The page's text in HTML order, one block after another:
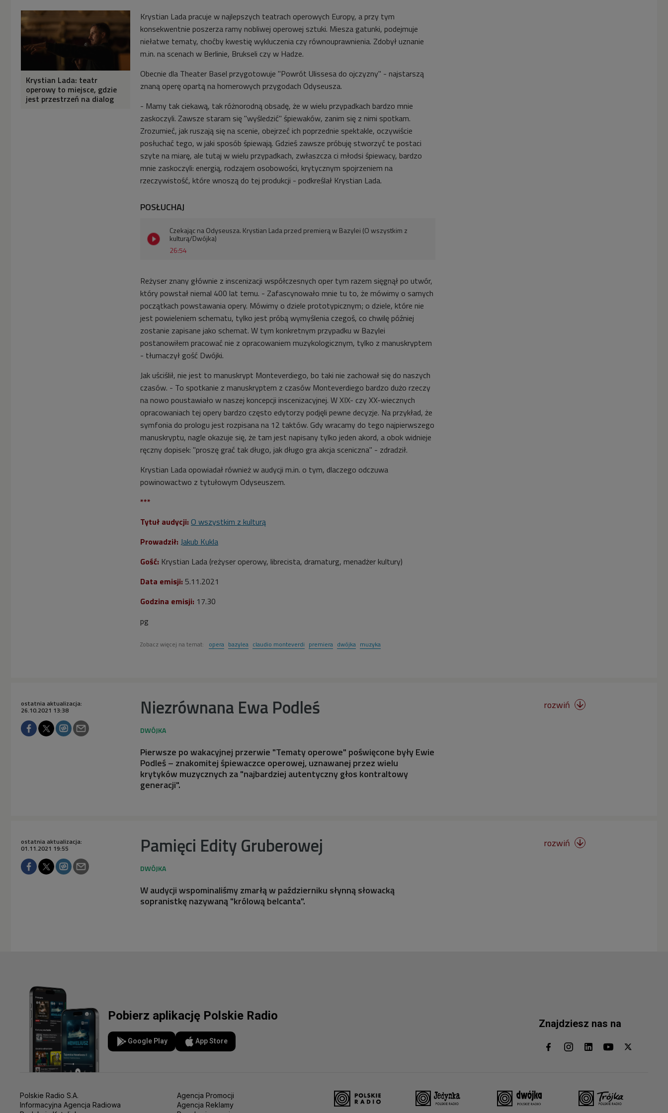
Krystian Lada: teatr
operowy to miejsce, gdzie
jest przestrzeń na dialog
Krystian Lada pracuje w najlepszych teatrach operowych Europy, a przy tym
konsekwentnie poszerza ramy nobliwej operowej sztuki. Miesza gatunki, podejmuje
niełatwe tematy, choćby kwestię wykluczenia czy równouprawnienia. Zdobył uznanie
m.in. na scenach w Berlinie, Brukseli czy w Hadze.
Obecnie dla Theater Basel przygotowuje "Powrót Ulissesa do ojczyzny" - najstarszą
znaną operę opartą na homerowych przygodach Odyseusza.
- Mamy tak ciekawą, tak różnorodną obsadę, że w wielu przypadkach bardzo mnie
zaskoczyli. Zawsze staram się "wyśledzić" śpiewaków, zanim się z nimi spotkam.
Zrozumieć, jak ruszają się na scenie, obejrzeć ich poprzednie spektakle, oczywiście
posłuchać tego, w jaki sposób śpiewają. Gdzieś zawsze próbuję stworzyć te postaci
szyte na miarę, ale tutaj w wielu przypadkach, zwłaszcza ci młodsi śpiewacy, bardzo
mnie zaskoczyli: energią, rodzajem osobowości, krytycznym spojrzeniem na
rzeczywistość, które wnoszą do tej produkcji - podkreślał Krystian Lada.
POSŁUCHAJ
26:54
Czekając na Odyseusza. Krystian Lada przed premierą w Bazylei (O wszystkim z
kulturą/Dwójka)
Reżyser znany głównie z inscenizacji współczesnych oper tym razem sięgnął po utwór,
który powstał niemal 400 lat temu. - Zafascynowało mnie tu to, że mówimy o samych
początkach powstawania opery. Mówimy o dziele prototypicznym; o dziele, które nie
jest powieleniem schematu, tylko jest próbą wymyślenia czegoś, co chwilę później
zostanie zapisane jako schemat. W tym konkretnym przypadku w Bazylei
postanowiłem pracować nie z opracowaniem muzykologicznym, tylko z manuskryptem
- tłumaczył gość Dwójki.
Jak uściślił, nie jest to manuskrypt Monteverdiego, bo taki nie zachował się do naszych
czasów. - To spotkanie z manuskryptem z czasów Monteverdiego bardzo dużo rzeczy
na nowo poustawiało w naszej koncepcji inscenizacyjnej. W XIX- czy XX-wiecznych
opracowaniach tej opery bardzo często edytorzy podjęli pewne decyzje. Na przykład, że
symfonia do prologu jest rozpisana na 12 taktów. Gdy wracamy do tego najpierwszego
manuskryptu, nagle okazuje się, że tam jest napisany tylko jeden akord, a obok widnieje
ręczny dopisek: "proszę grać tak długo, jak długo gra akcja sceniczna" - zdradził.
Krystian Lada opowiadał również w audycji m.in. o tym, dlaczego odczuwa
powinowactwo z tytułowym Odyseuszem.
***
Tytuł audycji: O wszystkim z kulturą
Prowadził: Jakub Kukla
Gość: Krystian Lada (reżyser operowy, librecista, dramaturg, menadżer kultury)
Data emisji: 5.11.2021
Godzina emisji: 17.30
pg
Zobacz więcej na temat: opera bazylea claudio monteverdi premiera dwójka muzyka
Niezrównana Ewa Podleś
ostatnia aktualizacja:
26.10.2021 13:38
Pierwsze po wakacyjnej przerwie "Tematy operowe" poświęcone były Ewie
Podleś – znakomitej śpiewaczce operowej, uznawanej przez wielu
krytyków muzycznych za "najbardziej autentyczny głos kontraltowy
generacji".
rozwiń 
Pamięci Edity Gruberowej
ostatnia aktualizacja:
01.11.2021 19:55
W audycji wspominaliśmy zmarłą w październiku słynną słowacką
sopranistkę nazywaną "królową belcanta".
rozwiń 
Pobierz aplikację Polskie Radio
Google Play App Store
Znajdziesz nas na
Polskie Radio S.A.
Informacyjna Agencja Radiowa
Agencja Promocji
Agencja Reklamy